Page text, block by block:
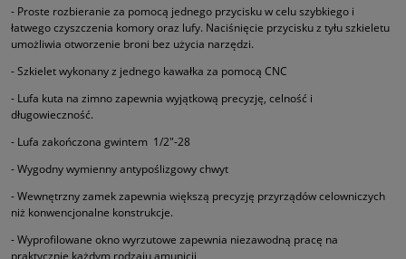
- Proste rozbieranie za pomocą jednego przycisku w celu szybkiego i
łatwego czyszczenia komory oraz lufy. Naciśnięcie przycisku z tyłu szkieletu
umożliwia otworzenie broni bez użycia narzędzi.
- Szkielet wykonany z jednego kawałka za pomocą CNC
- Lufa kuta na zimno zapewnia wyjątkową precyzję, celność i
długowieczność.
- Lufa zakończona gwintem 1/2"-28
- Wygodny wymienny antypoślizgowy chwyt
- Wewnętrzny zamek zapewnia większą precyzję przyrządów celowniczych
niż konwencjonalne konstrukcje.
- Wyprofilowane okno wyrzutowe zapewnia niezawodną pracę na